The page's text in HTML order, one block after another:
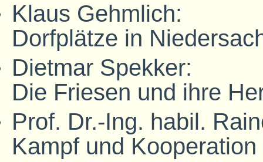
Klaus Gehmlich:
Dorfplätze in
Dietmar Spekker:
Die Friesen und ihre
Prof. Dr.-Ing. habil.
Kampf und